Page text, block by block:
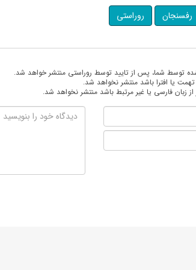
رفسنجان روراستی
توسط شما، پس از تایید توسط روراستی منتشر خواهد شد.
یا افترا باشد منتشر نخواهد شد.
از زبان فارسی یا غیر مرتبط باشد منتشر نخواهد شد.